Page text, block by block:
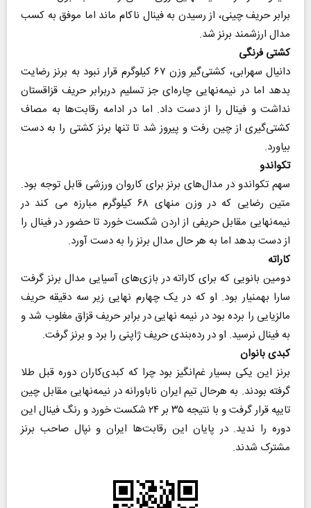
برابر حریف چینی، از رسیدن به فینال ناکام ماند اما موفق به کسب
مدال ارزشمند برنز شد.
کشتی فرنگی
دانیال سهرابی، کشتی‌گیر وزن ۶۷ کیلوگرم قرار نبود به برنز رضایت
بدهد اما در نیمه‌نهایی چاره‌ای جز تسلیم دربرابر حریف قزاقستان
نداشت و فینال را از دست داد. اما در ادامه رقابت‌ها به مصاف
کشتی‌گیری از چین رفت و پیروز شد تا تنها برنز کشتی را به دست
بیاورد.
تکواندو
سهم تکواندو در مدال‌های برنز برای کاروان ورزشی قابل توجه بود.
متین رضایی که در وزن منهای ۶۸ کیلوگرم مبارزه می کند در
نیمه‌نهایی مقابل حریفی از اردن شکست خورد تا حضور در فینال را
از دست بدهد اما به هر حال مدال برنز را به دست آورد.
کاراته
دومین بانویی که برای کاراته در بازی‌های آسیایی مدال برنز گرفت
سارا بهمنیار بود. او که در یک چهارم نهایی زیر سه دقیقه حریف
مالزیایی را برده بود در نیمه نهایی در برابر حریف قزاق مغلوب شد و
به فینال نرسید. او در رده‌بندی حریف ژاپنی را برد و برنز گرفت.
کبدی بانوان
برنز این یکی بسیار غم‌انگیز بود چرا که کبدی‌کاران دوره قبل طلا
گرفته بودند. به هرحال تیم ایران ناباورانه در نیمه‌نهایی مقابل چین
تایپه قرار گرفت و با نتیجه ۳۵ بر ۲۴ شکست خورد و رنگ فینال این
دوره را ندید. در پایان این رقابت‌ها ایران و نپال صاحب برنز
مشترک شدند.